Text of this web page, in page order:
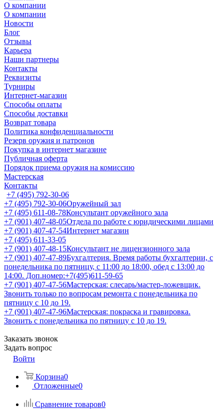
О компании
О компании
Новости
Блог
Отзывы
Карьера
Наши партнеры
Контакты
Реквизиты
Турниры
Интернет-магазин
Способы оплаты
Способы доставки
Возврат товара
Политика конфиденциальности
Резерв оружия и патронов
Покупка в интернет магазине
Публичная оферта
Порядок приема оружия на комиссию
Мастерская
Контакты
+7 (495) 792-30-06
+7 (495) 792-30-06Оружейный зал
+7 (495) 611-08-78Консультант оружейного зала
+7 (901) 407-48-05Отдела по работе с юридическими лицами
+7 (901) 407-47-54Интернет магазин
+7 (495) 611-33-05
+7 (901) 407-48-15Консультант не лицензионного зала
+7 (901) 407-47-89Бухгалтерия. Время работы бухгалтерии, с
понедельника по пятницу, с 11:00 до 18:00, обед с 13:00 до
14:00. Доп.номер:+7(495)611-59-65
+7 (901) 407-47-56Мастерская: слесарь/мастер-ложевщик.
Звонить только по вопросам ремонта с понедельника по
пятницу с 10 до 19.
+7 (901) 407-47-96Мастерская: покраска и гравировка.
Звонить с понедельника по пятницу с 10 до 19.
Заказать звонок
Задать вопрос
Войти
Корзина0
Отложенные0
Сравнение товаров0